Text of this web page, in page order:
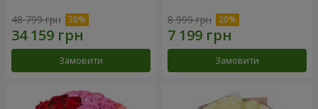
48 799 грн
Замовити
8 999 грн
Замовити